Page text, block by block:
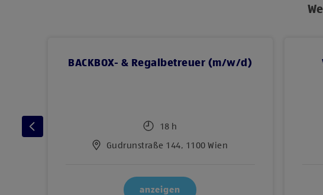
BACKBOX- & Regalbetreuer (m/w/d)
18 h
Gudrunstraße 144, 1100 Wien
anzeigen